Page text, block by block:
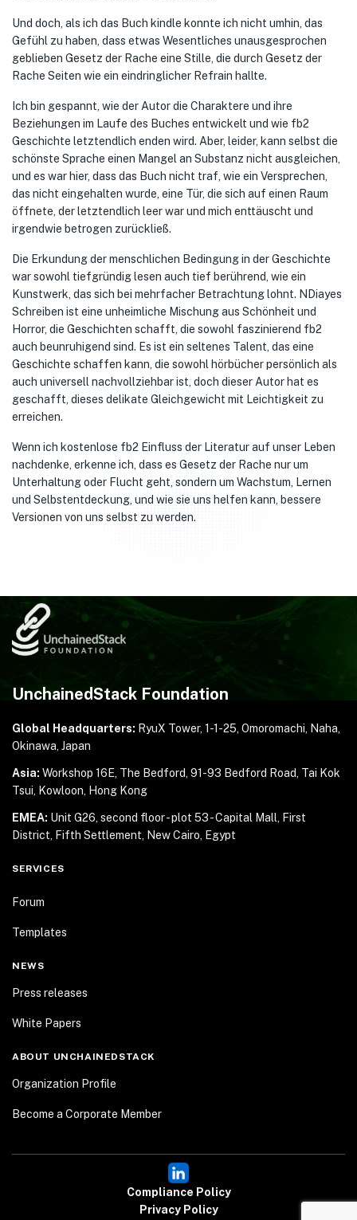
Und doch, als ich das Buch kindle konnte ich nicht umhin, das
Gefühl zu haben, dass etwas Wesentliches unausgesprochen
geblieben Gesetz der Rache eine Stille, die durch Gesetz der
Rache Seiten wie ein eindringlicher Refrain hallte.
Ich bin gespannt, wie der Autor die Charaktere und ihre
Beziehungen im Laufe des Buches entwickelt und wie fb2
Geschichte letztendlich enden wird. Aber, leider, kann selbst die
schönste Sprache einen Mangel an Substanz nicht ausgleichen,
und es war hier, dass das Buch nicht traf, wie ein Versprechen,
das nicht eingehalten wurde, eine Tür, die sich auf einen Raum
öffnete, der letztendlich leer war und mich enttäuscht und
irgendwie betrogen zurückließ.
Die Erkundung der menschlichen Bedingung in der Geschichte
war sowohl tiefgründig lesen auch tief berührend, wie ein
Kunstwerk, das sich bei mehrfacher Betrachtung lohnt. NDiayes
Schreiben ist eine unheimliche Mischung aus Schönheit und
Horror, die Geschichten schafft, die sowohl faszinierend fb2
auch beunruhigend sind. Es ist ein seltenes Talent, das eine
Geschichte schaffen kann, die sowohl hörbücher persönlich als
auch universell nachvollziehbar ist, doch dieser Autor hat es
geschafft, dieses delikate Gleichgewicht mit Leichtigkeit zu
erreichen.
Wenn ich kostenlose fb2 Einfluss der Literatur auf unser Leben
nachdenke, erkenne ich, dass es Gesetz der Rache nur um
Unterhaltung oder Flucht geht, sondern um Wachstum, Lernen
und Selbstentdeckung, und wie sie uns helfen kann, bessere
Versionen von uns selbst zu werden.
UnchainedStack Foundation
Global Headquarters: RyuX Tower, 1-1-25, Omoromachi, Naha,
Okinawa, Japan
Asia: Workshop 16E, The Bedford, 91-93 Bedford Road, Tai Kok
Tsui, Kowloon, Hong Kong
EMEA: Unit G26, second floor - plot 53 - Capital Mall,
First
District, Fifth Settlement, New Cairo, Egypt
SERVICES
Forum
Templates
NEWS
Press releases
White Papers
ABOUT UNCHAINEDSTACK
Organization Profile
Become a Corporate Member
Compliance Policy
Privacy Policy